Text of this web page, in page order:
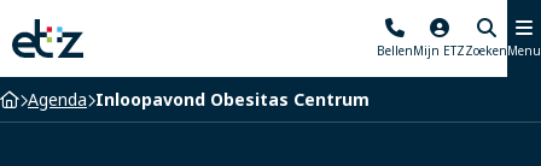
Elisabeth-
TweeSteden
Ziekenhuis
BellenMijn ETZZoekenMenu
Home
Agenda Inloopavond Obesitas Centrum